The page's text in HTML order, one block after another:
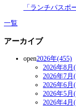
「ランチパスポ
一覧
アーカイブ
open2026年(455)
2026年8月
2026年7月
2026年6月
2026年5月
2026年4月